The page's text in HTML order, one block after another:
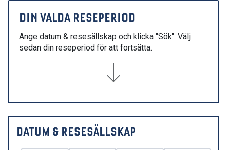
DATUM & RESESÄLLSKAP
DIN VALDA RESEPERIOD
Ange datum & resesällskap och klicka "Sök". Välj
sedan din reseperiod för att fortsätta.